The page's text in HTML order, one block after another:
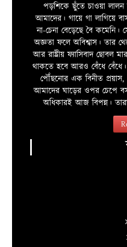
পড়শিকে ছুঁতে চাওয়া
আমাদের। গায়ে গা লাগিয়ে
না-চেনা বেড়েছে বৈ
অজ্ঞতা ফলে অবিশ্বাস। তার
আর রাষ্ট্রীয় ফ্যাসিবাদ ছোবল
থাকতে হবে আরও বেঁধে
পৌঁছনোর এক বিনীত প্রয়াস,
আমাদের ঘাড়ের ওপর চেপে
অধিকারই আজ বিপন্ন।